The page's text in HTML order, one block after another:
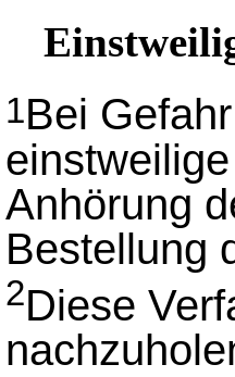
1Bei
Anhörung
Bestellung
2Diese